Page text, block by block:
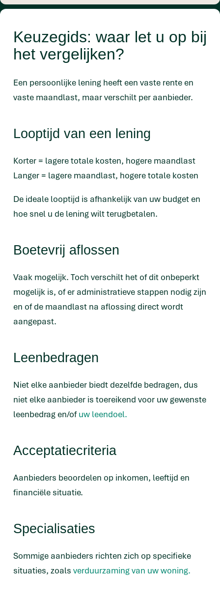
Keuzegids: waar let u op bij
het vergelijken?
Een persoonlijke lening heeft een vaste rente en
vaste maandlast, maar verschilt per aanbieder.
Looptijd van een lening
Korter = lagere totale kosten, hogere maandlast
Langer = lagere maandlast, hogere totale kosten
De ideale looptijd is afhankelijk van uw budget en
hoe snel u de lening wilt terugbetalen.
Boetevrij aflossen
Vaak mogelijk. Toch verschilt het of dit onbeperkt
mogelijk is, of er administratieve stappen nodig zijn
en of de maandlast na aflossing direct wordt
aangepast.
Leenbedragen
Niet elke aanbieder biedt dezelfde bedragen, dus
niet elke aanbieder is toereikend voor uw gewenste
leenbedrag en/ofuw leendoel.
Acceptatiecriteria
Aanbieders beoordelen op inkomen, leeftijd en
financiële situatie.
Specialisaties
Sommige aanbieders richten zich op specifieke
situaties, zoals verduurzaming van uw woning.